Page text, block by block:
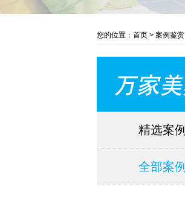
您的位置：首页 > 案例鉴赏
精选案例
全部案例